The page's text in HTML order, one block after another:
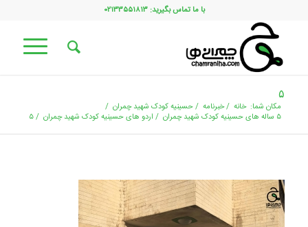
با ما تماس بگیرید: ۰۲۱۳۳۵۵۱۸۱۳
۵
مکان شما: خانه /خبرنامه /حسینیه کودک شهید چمران /
۵ ساله های حسینیه کودک شهید چمران
/ اردو های حسینیه کودک شهید چمران /۵